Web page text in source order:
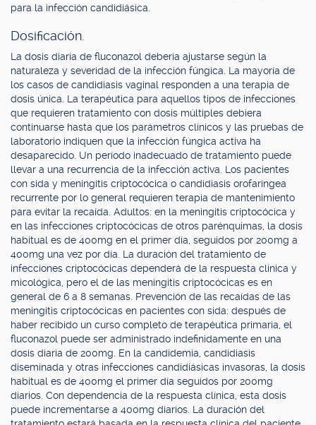
para la infección candidiásica.
Dosificación.
La dosis diaria de fluconazol debería ajustarse según la
naturaleza y severidad de la infección fúngica. La mayoría de
los casos de candidiasis vaginal responden a una terapia de
dosis única. La terapéutica para aquellos tipos de infecciones
que requieren tratamiento con dosis múltiples debiera
continuarse hasta que los parámetros clínicos y las pruebas de
laboratorio indiquen que la infección fúngica activa ha
desaparecido. Un período inadecuado de tratamiento puede
llevar a una recurrencia de la infección activa. Los pacientes
con sida y meningitis criptocócica o candidiasis orofaríngea
recurrente por lo general requieren terapia de mantenimiento
para evitar la recaída. Adultos: en la meningitis criptocócica y
en las infecciones criptocócicas de otros parénquimas, la dosis
habitual es de 400mg en el primer día, seguidos por 200mg a
400mg una vez por día. La duración del tratamiento de
infecciones criptocócicas dependerá de la respuesta clínica y
micológica, pero el de las meningitis criptocócicas es en
general de 6 a 8 semanas. Prevención de las recaídas de las
meningitis criptocócicas en pacientes con sida: después de
haber recibido un curso completo de terapéutica primaria, el
fluconazol puede ser administrado indefinidamente en una
dosis diaria de 200mg. En la candidemia, candidiasis
diseminada y otras infecciones candidiásicas invasoras, la dosis
habitual es de 400mg el primer día seguidos por 200mg
diarios. Con dependencia de la respuesta clínica, esta dosis
puede incrementarse a 400mg diarios. La duración del